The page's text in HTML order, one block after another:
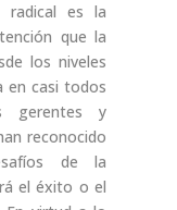
radical es la
que la
los niveles
en casi todos
gerentes y
reconocido
de la
el éxito o el